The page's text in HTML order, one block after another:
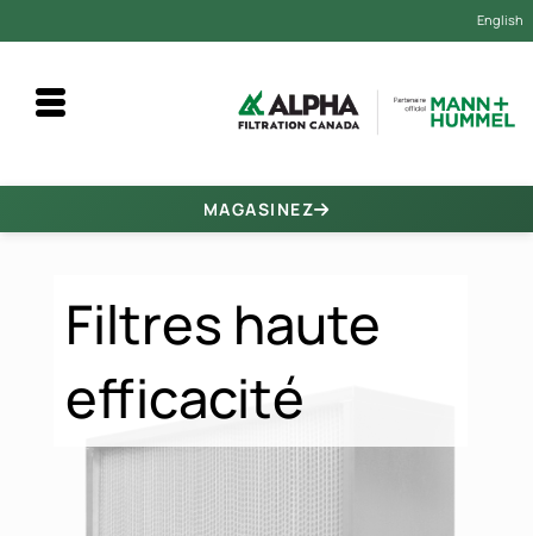
English
MAGASINEZ
Filtres haute
efficacité